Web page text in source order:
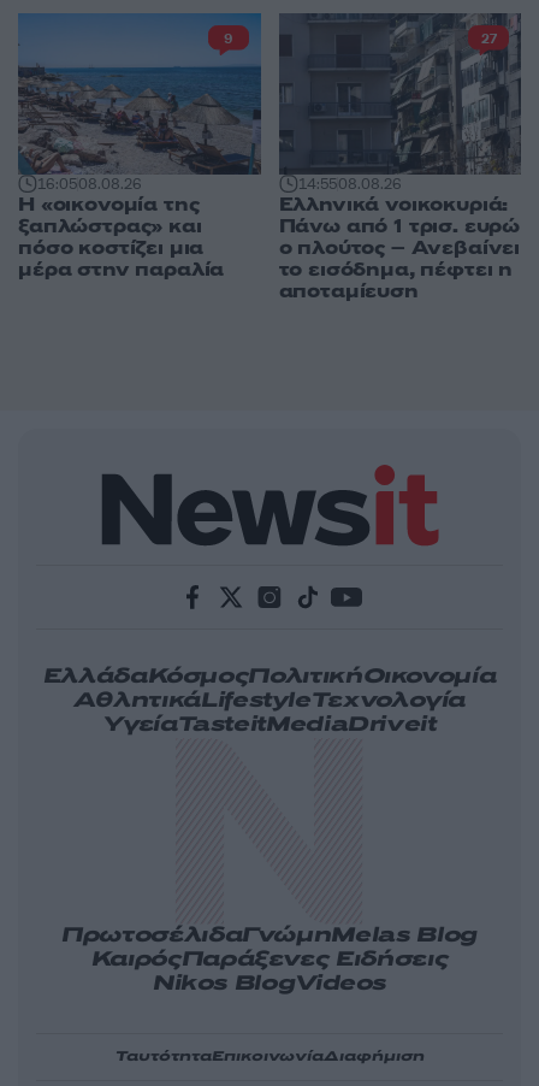
16:0508.08.26
Η «οικονομία της
ξαπλώστρας» και
πόσο κοστίζει μια
μέρα στην παραλία
9
14:5508.08.26
Ελληνικά νοικοκυριά:
Πάνω από 1 τρισ. ευρώ
ο πλούτος – Ανεβαίνει
το εισόδημα, πέφτει η
αποταμίευση
27
ΕλλάδαΚόσμοςΠολιτικήΟικονομία
ΑθλητικάLifestyleΤεχνολογία
ΥγείαTasteitMediaDriveit
ΠρωτοσέλιδαΓνώμηMelas Blog
ΚαιρόςΠαράξενες Ειδήσεις
Nikos BlogVideos
ΤαυτότηταΕπικοινωνίαΔιαφήμιση